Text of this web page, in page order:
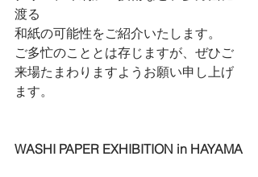
渡る
和紙の可能性をご紹介いたします。
ご多忙のこととは存じますが、ぜひご
来場たまわりますようお願い申し上げ
ます。
WASHI PAPER EXHIBITION in HAYAMA